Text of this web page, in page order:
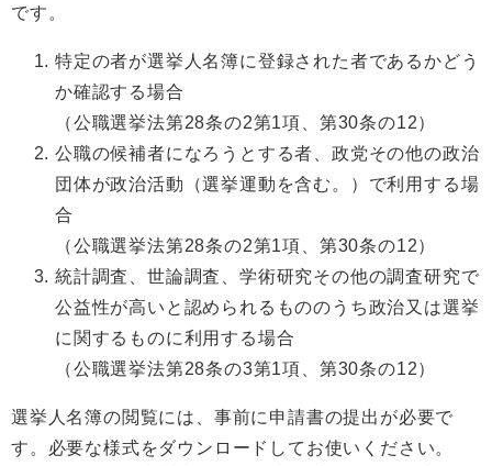
です。
特定の者が選挙人名簿に登録された者であるかどう
か確認する場合
（公職選挙法第28条の2第1項、第30条の12）
公職の候補者になろうとする者、政党その他の政治
団体が政治活動（選挙運動を含む。）で利用する場
合
（公職選挙法第28条の2第1項、第30条の12）
統計調査、世論調査、学術研究その他の調査研究で
公益性が高いと認められるもののうち政治又は選挙
に関するものに利用する場合
（公職選挙法第28条の3第1項、第30条の12）
選挙人名簿の閲覧には、事前に申請書の提出が必要で
す。必要な様式をダウンロードしてお使いください。